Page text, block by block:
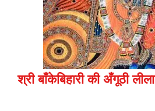
श्री बाँकेबिहारी की अँगूठी लीला